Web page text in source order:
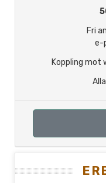
Fri
e-
Koppling mot
Alla